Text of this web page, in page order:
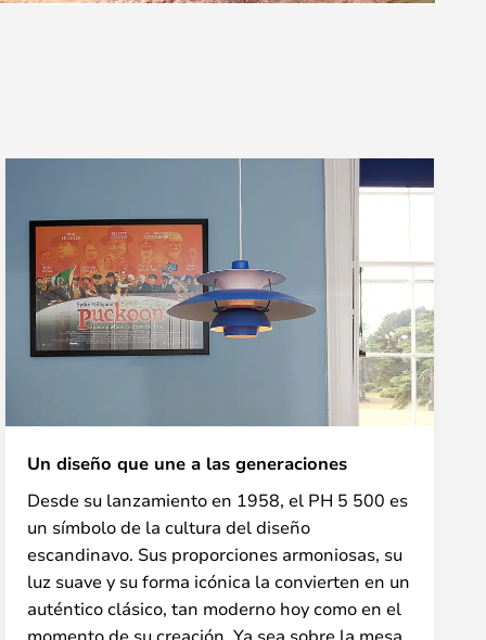
Un diseño que une a las generaciones
Desde su lanzamiento en 1958, el PH 5 500 es
un símbolo de la cultura del diseño
escandinavo. Sus proporciones armoniosas, su
luz suave y su forma icónica la convierten en un
auténtico clásico, tan moderno hoy como en el
momento de su creación. Ya sea sobre la mesa